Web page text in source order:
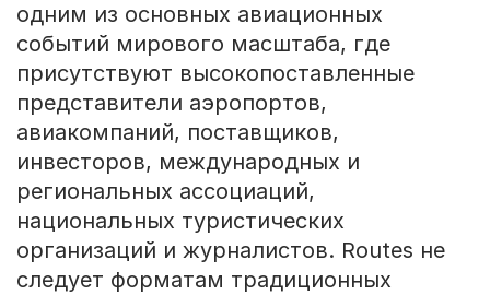
одним из основных авиационных
событий мирового масштаба, где
присутствуют высокопоставленные
представители аэропортов,
авиакомпаний, поставщиков,
инвесторов, международных и
региональных ассоциаций,
национальных туристических
организаций и журналистов. Routes не
следует форматам традиционных